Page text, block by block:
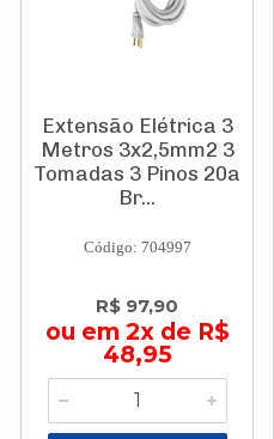
Extensão Elétrica 3
Metros 3x2,5mm2 3
Tomadas 3 Pinos 20a
Br...
Código: 704997
R$ 97,90
ou em 2x de R$
48,95